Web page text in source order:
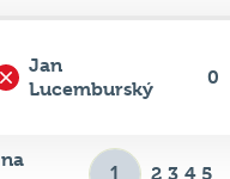
Jan
Lucemburský
0
na
2 3 4 5